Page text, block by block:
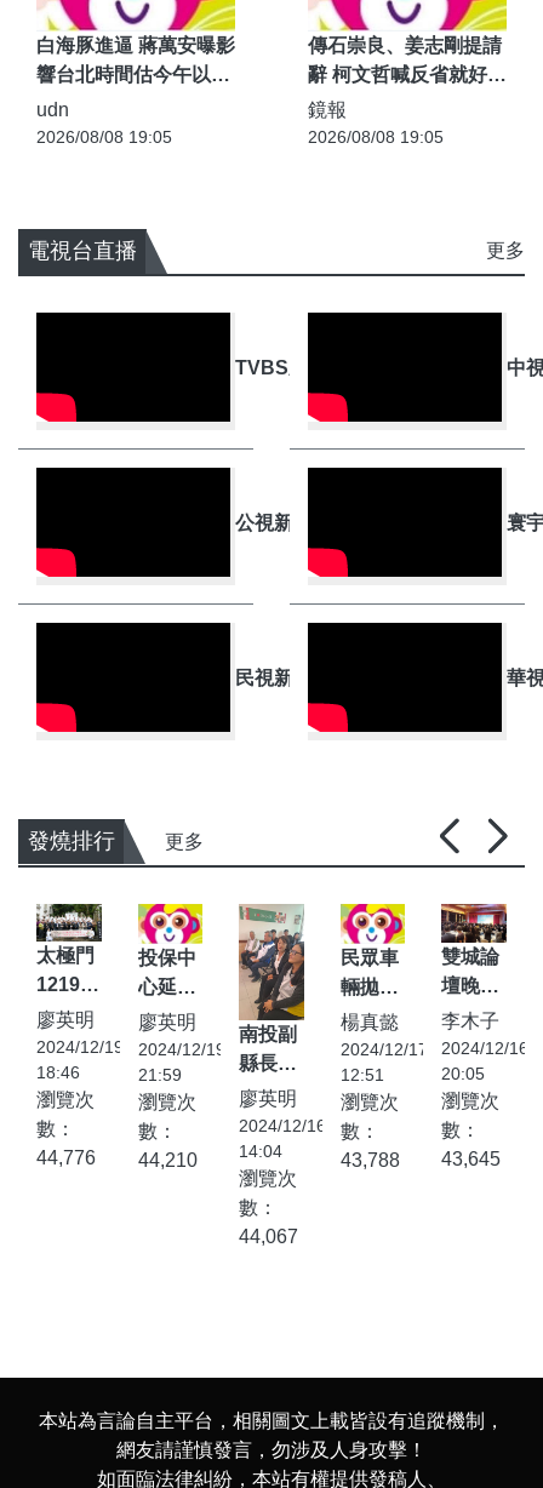
白海豚進逼 蔣萬安曝影
響台北時間估今午以後
到明天 - udn
udn
2026/08/08 19:05
傳石崇良、姜志剛提請
辭 柯文哲喊反省就好：
民進黨想趁機換人 - 鏡
報
鏡報
2026/08/08 19:05
電視台直播 更多
TVBS新聞 LIVE直播 中
公視新聞 PTS 直播 寰
民視新聞 FTV 直播 華
發燒排行 更多
太極門
1219事
件紀念
音樂會
在廢墟
中綻放
人權與
希望之
廖英明
2024/12/19
18:46
瀏覽次
數：
44,776
投保中
心延長
受理 合
庫證券
可轉換
公司債
投資人
求償登
廖英明
2024/12/19
21:59
瀏覽次
數：
44,210
南投副
縣長化
身暖心
店長挺
公益 拿
坡里聯
名披薩
送溫情!
廖英明
2024/12/16
14:04
瀏覽次
數：
44,067
民眾車
輛拋錨
保大警
伸援手
移置路
旁--全
國報系
(全國警
楊真懿
2024/12/17
12:51
瀏覽次
數：
43,788
雙城論
壇晚宴
圓山舉
行 蔣：
瓊瑤加
深兩岸
文化記
憶
李木子
2024/12/16
20:05
瀏覽次
數：
43,645
本站為言論自主平台，相關圖文上載皆設有追蹤機制，
網友請謹慎發言，勿涉及人身攻擊！
如面臨法律糾紛，本站有權提供發稿人、